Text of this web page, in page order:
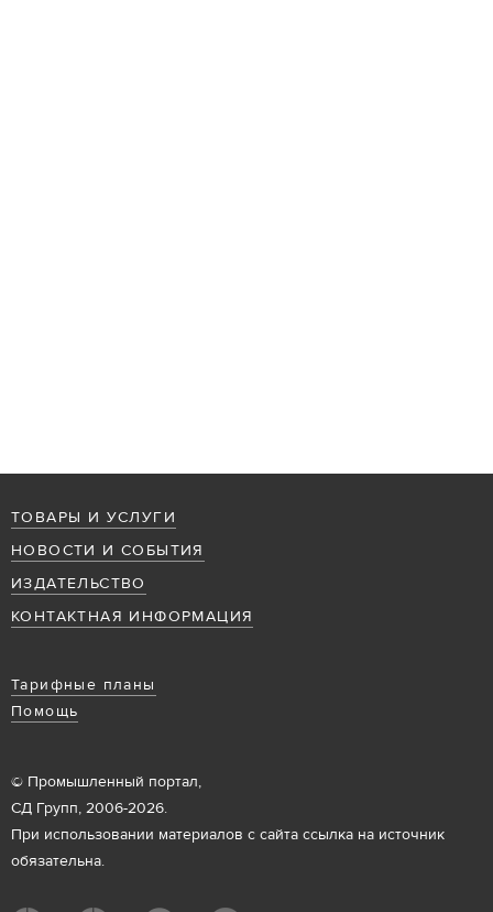
ТОВАРЫ И УСЛУГИ
НОВОСТИ И СОБЫТИЯ
ИЗДАТЕЛЬСТВО
КОНТАКТНАЯ ИНФОРМАЦИЯ
Тарифные планы
Помощь
© Промышленный портал,
СД Групп, 2006-2026.
При использовании материалов с сайта ссылка на источник
обязательна.